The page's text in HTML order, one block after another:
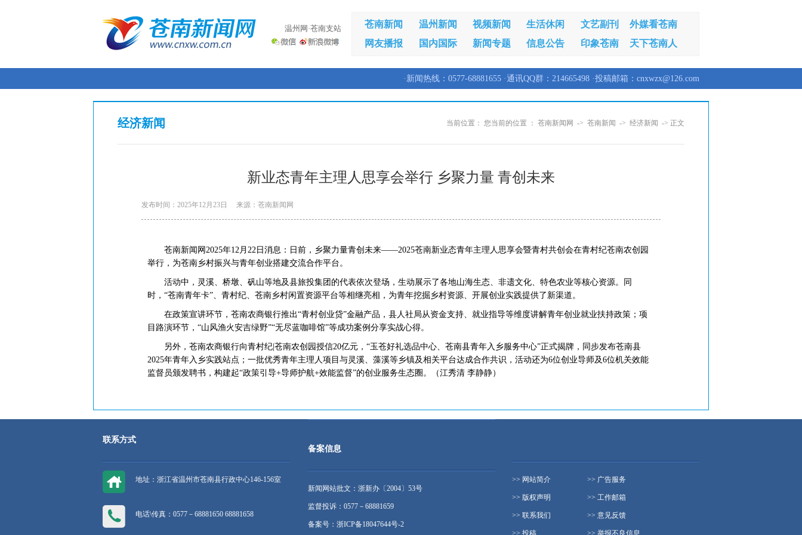
温州网·苍南支站 苍南新闻 温州新闻 视频新闻 生活休闲 文艺副刊
外媒看苍南
网友播报
国内国际 新闻专题 信息公告 印象苍南 天下苍南人
·新闻热线：0577-68881655 ·通讯QQ群：214665498 ·投稿邮箱：cnxwzx@126.com
当前位置： 您当前的位置 ： 苍南新闻网 -> 苍南新闻 -> 经济新闻 -> 正文
经济新闻
新业态青年主理人思享会举行 乡聚力量 青创未来
发布时间：2025年12月23日 来源：苍南新闻网
苍南新闻网2025年12月22日消息：日前，乡聚力量青创未来——2025苍南新业态青年主理人思享会暨青村共创会在青村纪苍南农创园
举行，为苍南乡村振兴与青年创业搭建交流合作平台。
活动中，灵溪、桥墩、矾山等地及县旅投集团的代表依次登场，生动展示了各地山海生态、非遗文化、特色农业等核心资源。同
时，“苍南青年卡”、青村纪、苍南乡村闲置资源平台等相继亮相，为青年挖掘乡村资源、开展创业实践提供了新渠道。
在政策宣讲环节，苍南农商银行推出“青村创业贷”金融产品，县人社局从资金支持、就业指导等维度讲解青年创业就业扶持政策；项
目路演环节，“山风渔火安吉绿野”“无尽蓝咖啡馆”等成功案例分享实战心得。
另外，苍南农商银行向青村纪|苍南农创园授信20亿元，“玉苍好礼选品中心、苍南县青年入乡服务中心”正式揭牌，同步发布苍南县
2025年青年入乡实践站点；一批优秀青年主理人项目与灵溪、藻溪等乡镇及相关平台达成合作共识，活动还为6位创业导师及6位机关效能
监督员颁发聘书，构建起“政策引导+导师护航+效能监督”的创业服务生态圈。（江秀清 李静静）
联系方式
地址：浙江省温州市苍南县行政中心146-156室
电话\传真：0577－68881650 68881658
备案信息
新闻网站批文：浙新办〔2004〕53号
监督投诉：0577－68881659
备案号：浙ICP备18047644号-2
>> 网站简介 >> 广告服务
>> 版权声明 >> 工作邮箱
>> 联系我们 >> 意见反馈
>> 投稿 >> 举报不良信息